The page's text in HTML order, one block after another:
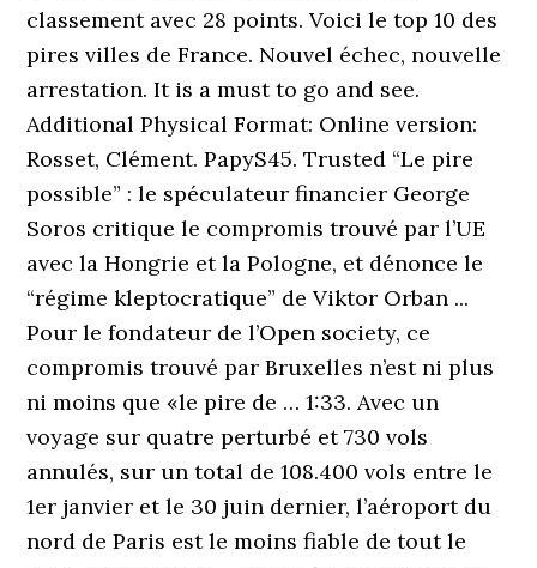
classement avec 28 points. Voici le top 10 des
pires villes de France. Nouvel échec, nouvelle
arres­ta­tion. It is a must to go and see.
Additional Physical Format: Online version:
Rosset, Clément. PapyS45. Trusted “Le pire
possible” : le spéculateur financier George
Soros critique le compromis trouvé par l’UE
avec la Hongrie et la Pologne, et dénonce le
“régime kleptocratique” de Viktor Orban ...
Pour le fondateur de l’Open society, ce
compromis trouvé par Bruxelles n’est ni plus
ni moins que «le pire de … 1:33. Avec un
voyage sur quatre perturbé et 730 vols
annulés, sur un total de 108.400 vols entre le
1er janvier et le 30 juin dernier, l’aéroport du
nord de Paris est le moins fiable de tout le